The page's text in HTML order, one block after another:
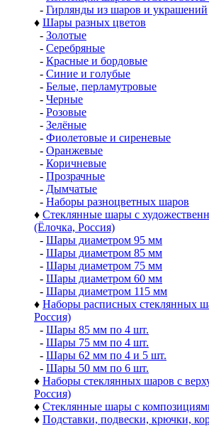
- Гирлянды из шаров и украшений
♦ Шары разных цветов
- Золотые
- Серебряные
- Красные и бордовые
- Синие и голубые
- Белые, перламутровые
- Черные
- Розовые
- Зелёные
- Фиолетовые и сиреневые
- Оранжевые
- Коричневые
- Прозрачные
- Дымчатые
- Наборы разноцветных шаров
♦ Стеклянные шары с
(Ёлочка, Россия)
- Шары диаметром 95 мм
- Шары диаметром 85 мм
- Шары диаметром 75 мм
- Шары диаметром 60 мм
- Шары диаметром 115 мм
♦ Наборы расписных стеклянных
Россия)
- Шары 85 мм по 4 шт.
- Шары 75 мм по 4 шт.
- Шары 62 мм по 4 и 5 шт.
- Шары 50 мм по 6 шт.
♦ Наборы стеклянных шаров с
Россия)
♦ Стеклянные шары с
♦ Подставки, подвески, крючки,